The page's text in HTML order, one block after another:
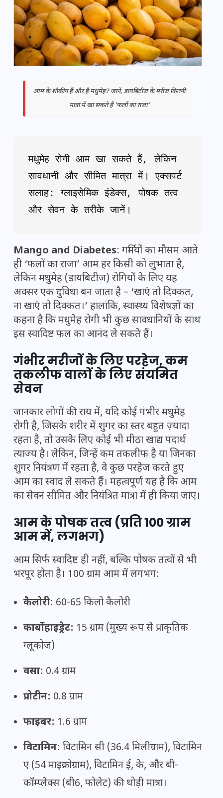
आम के शौकीन हैं और है मधुमेह? जानें, डायबिटीज के मरीज कितनी
मात्रा में खा सकते हैं 'फलों का राजा'
मधुमेह रोगी आम खा सकते हैं, लेकिन
सावधानी और सीमित मात्रा में। एक्सपर्ट
सलाह: ग्लाइसेमिक इंडेक्स, पोषक तत्व
और सेवन के तरीके जानें।
Mango and Diabetes: गर्मियों का मौसम आते
ही ‘फलों का राजा’ आम हर किसी को लुभाता है,
लेकिन मधुमेह (डायबिटीज) रोगियों के लिए यह
अक्सर एक दुविधा बन जाता है – ‘खाएं तो दिक्कत,
ना खाएं तो दिक्कत।’ हालांकि, स्वास्थ्य विशेषज्ञों का
कहना है कि मधुमेह रोगी भी कुछ सावधानियों के साथ
इस स्वादिष्ट फल का आनंद ले सकते हैं।
गंभीर मरीजों के लिए परहेज, कम
तकलीफ वालों के लिए संयमित
सेवन
जानकार लोगों की राय में, यदि कोई गंभीर मधुमेह
रोगी है, जिसके शरीर में शुगर का स्तर बहुत ज़्यादा
रहता है, तो उसके लिए कोई भी मीठा खाद्य पदार्थ
त्याज्य है। लेकिन, जिन्हें कम तकलीफ है या जिनका
शुगर नियंत्रण में रहता है, वे कुछ परहेज करते हुए
आम का स्वाद ले सकते हैं। महत्वपूर्ण यह है कि आम
का सेवन सीमित और नियंत्रित मात्रा में ही किया जाए।
आम के पोषक तत्व (प्रति 100 ग्राम
आम में, लगभग)
आम सिर्फ स्वादिष्ट ही नहीं, बल्कि पोषक तत्वों से भी
भरपूर होता है। 100 ग्राम आम में लगभग:
कैलोरी: 60-65 किलो कैलोरी
कार्बोहाइड्रेट: 15 ग्राम (मुख्य रूप से प्राकृतिक
ग्लूकोज)
वसा: 0.4 ग्राम
प्रोटीन: 0.8 ग्राम
फाइबर: 1.6 ग्राम
विटामिन: विटामिन सी (36.4 मिलीग्राम), विटामिन
ए (54 माइक्रोग्राम), विटामिन ई, के, और बी-
कॉम्प्लेक्स (बी6, फोलेट) की थोड़ी मात्रा।